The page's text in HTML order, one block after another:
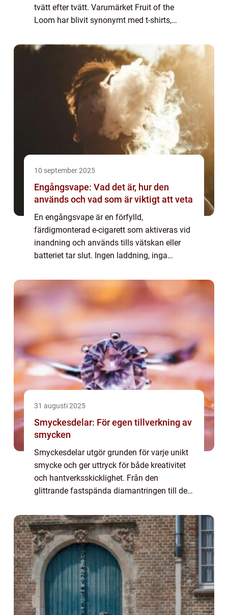
tvätt efter tvätt. Varumärket Fruit of the
Loom har blivit synonymt med t-shirts,
10 september 2025
Engångsvape: Vad det är, hur den
används och vad som är viktigt att veta
En engångsvape är en förfylld,
färdigmonterad e-cigarett som aktiveras vid
inandning och används tills vätskan eller
batteriet tar slut. Ingen laddning, inga
mån...
31 augusti 2025
Smyckesdelar: För egen tillverkning av
smycken
Smyckesdelar utgör grunden för varje unikt
smycke och ger uttryck för både kreativitet
och hantverksskicklighet. Från den
glittrande fastspända diamantringen till den
dess...